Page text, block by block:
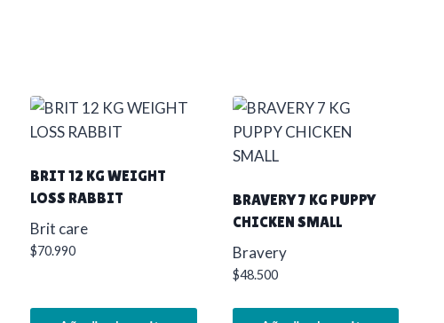
BRIT 12 KG WEIGHT
LOSS RABBIT
Brit care
$70.990
BRAVERY 7 KG PUPPY
CHICKEN SMALL
Bravery
$48.500